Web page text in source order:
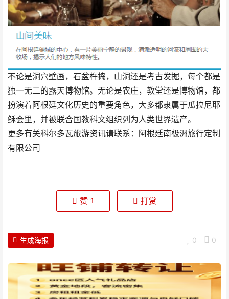
不论是洞穴壁画，石盆杵捣，山洞还是考古发掘，每个都是
独一无二的露天博物馆。无论是农庄，教堂还是博物馆，都
扮演着阿根廷文化历史的重要角色，大多都隶属于瓜拉尼耶
稣会里，并被联合国教科文组织列为人类世界遗产。
更多有关科尔多瓦旅游资讯请联系：阿根廷南极洲旅行定制
有限公司
赞 1 打赏
0 0
生成海报